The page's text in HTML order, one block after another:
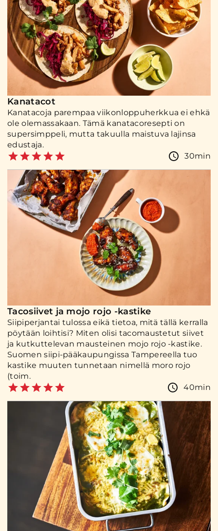
Kanatacot
Kanatacoja parempaa viikonloppuherkkua ei ehkä
ole olemassakaan. Tämä kanatacoresepti on
supersimppeli, mutta takuulla maistuva lajinsa
edustaja.
30min
Tacosiivet ja mojo rojo -kastike
Siipiperjantai tulossa eikä tietoa, mitä tällä kerralla
pöytään loihtisi? Miten olisi tacomaustetut siivet
ja kutkuttelevan mausteinen mojo rojo -kastike.
Suomen siipi-pääkaupungissa Tampereella tuo
kastike muuten tunnetaan nimellä moro rojo
(toim.
40min